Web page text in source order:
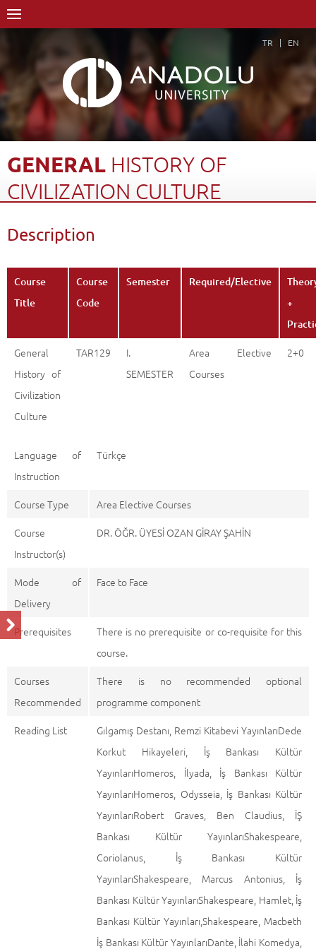
TR EN
GENERAL HISTORY OF
CIVILIZATION CULTURE
Course Structure Diagram with Credits
Description
Course
Title
Course
Code
Semester Required/Elective
+
General
History of
Civilization
Culture
TAR129
I.
SEMESTER
Area Elective
Courses
2+0
Language of
Instruction
Türkçe
Course Type
Area Elective Courses
Course
Instructor(s)
DR. ÖĞR. ÜYESİ OZAN GİRAY ŞAHİN
Mode of
Delivery
Face to Face
Prerequisites
There is no prerequisite or co-requisite for this
course.
Courses
Recommended
There is no recommended optional
programme component
Reading List
Gılgamış Destanı, Remzi Kitabevi YayınlarıDede
Korkut Hikayeleri, İş Bankası Kültür
YayınlarıHomeros, İlyada, İş Bankası Kültür
YayınlarıHomeros, Odysseia, İş Bankası Kültür
YayınlarıRobert Graves, Ben Claudius, İŞ
Bankası Kültür YayınlarıShakespeare,
Coriolanus, İş Bankası Kültür
YayınlarıShakespeare, Marcus Antonius, İş
Bankası Kültür YayınlarıShakespeare, Hamlet, İş
Bankası Kültür Yayınları,Shakespeare, Macbeth
İş Bankası Kültür YayınlarıDante, İlahi Komedya,